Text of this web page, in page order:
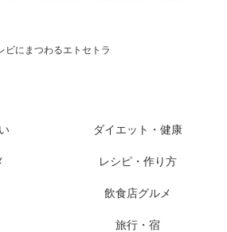
ビにまつわるエトセトラ
ダイエット・健康
レシピ・作り方
飲食店グルメ
旅行・宿